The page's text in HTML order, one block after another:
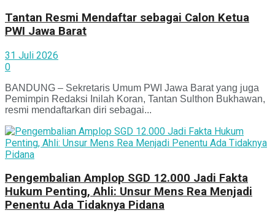
Tantan Resmi Mendaftar sebagai Calon Ketua
PWI Jawa Barat
31 Juli 2026
0
BANDUNG – Sekretaris Umum PWI Jawa Barat yang juga
Pemimpin Redaksi Inilah Koran, Tantan Sulthon Bukhawan,
resmi mendaftarkan diri sebagai...
Pengembalian Amplop SGD 12.000 Jadi Fakta
Hukum Penting, Ahli: Unsur Mens Rea Menjadi
Penentu Ada Tidaknya Pidana